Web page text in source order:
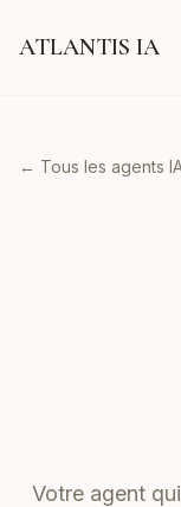
ATLANTIS IA
← Tous les agents
Votre agent